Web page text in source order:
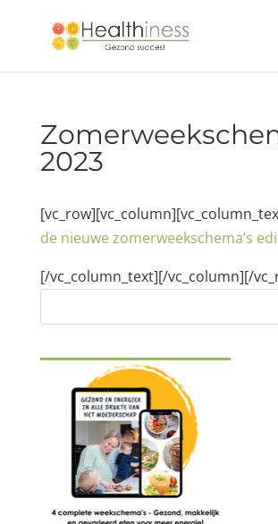
2023
de nieuwe zomerweekschema’s
[/vc_column_text][/vc_column][/